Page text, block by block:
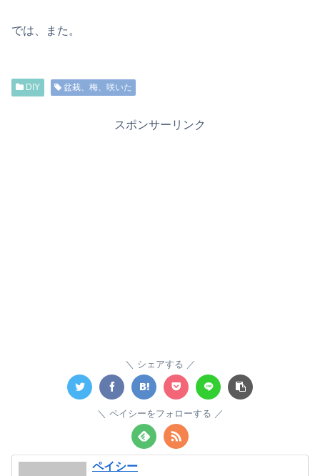
では、また。
DIY 盆栽、梅、咲いた
スポンサーリンク
シェアする
ペイシーをフォローする
ペイシー